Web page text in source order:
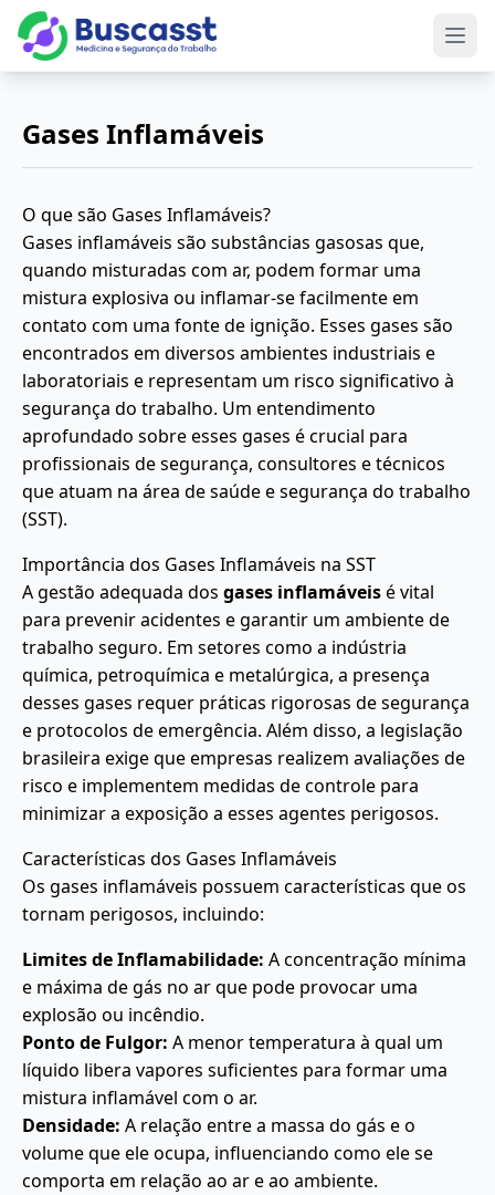
Gases Inflamáveis
O que são Gases Inflamáveis?
Gases inflamáveis são substâncias gasosas que,
quando misturadas com ar, podem formar uma
mistura explosiva ou inflamar-se facilmente em
contato com uma fonte de ignição. Esses gases são
encontrados em diversos ambientes industriais e
laboratoriais e representam um risco significativo à
segurança do trabalho. Um entendimento
aprofundado sobre esses gases é crucial para
profissionais de segurança, consultores e técnicos
que atuam na área de saúde e segurança do trabalho
(SST).
Importância dos Gases Inflamáveis na SST
A gestão adequada dos gases inflamáveisé vital
para prevenir acidentes e garantir um ambiente de
trabalho seguro. Em setores como a indústria
química, petroquímica e metalúrgica, a presença
desses gases requer práticas rigorosas de segurança
e protocolos de emergência. Além disso, a legislação
brasileira exige que empresas realizem avaliações de
risco e implementem medidas de controle para
minimizar a exposição a esses agentes perigosos.
Características dos Gases Inflamáveis
Os gases inflamáveis possuem características que os
tornam perigosos, incluindo:
Limites de Inflamabilidade: A concentração mínima
e máxima de gás no ar que pode provocar uma
explosão ou incêndio.
Ponto de Fulgor: A menor temperatura à qual um
líquido libera vapores suficientes para formar uma
mistura inflamável com o ar.
Densidade: A relação entre a massa do gás e o
volume que ele ocupa, influenciando como ele se
comporta em relação ao ar e ao ambiente.